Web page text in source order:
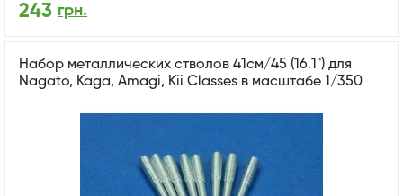
243 грн.
Набор металлических стволов 41см/45 (16.1") для
Nagato, Kaga, Amagi, Kii Classes в масштабе 1/350